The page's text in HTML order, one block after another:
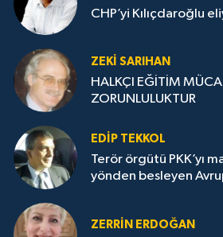
CHP’yi Kılıçdaroğlu
ZEKI SARIHAN
HALKÇI EĞİTİM
ZORUNLULUKTUR
EDIP TEKKOL
Terör örgütü PKK’yı
yönden besleyen
ZERRIN ERDOĞAN